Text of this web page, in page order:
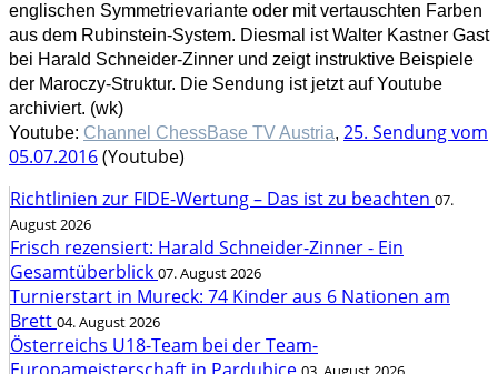
englischen Symmetrievariante oder mit vertauschten Farben
aus dem Rubinstein-System. Diesmal ist Walter Kastner Gast
bei Harald Schneider-Zinner und zeigt instruktive Beispiele
der Maroczy-Struktur. Die Sendung ist jetzt auf Youtube
archiviert. (wk)
Youtube: Channel ChessBase TV Austria, 25. Sendung vom
05.07.2016(Youtube)
Richtlinien zur FIDE-Wertung – Das ist zu beachten 07.
August 2026
Frisch rezensiert: Harald Schneider-Zinner - Ein
Gesamtüberblick 07. August 2026
Turnierstart in Mureck: 74 Kinder aus 6 Nationen am
Brett 04. August 2026
Österreichs U18-Team bei der Team-